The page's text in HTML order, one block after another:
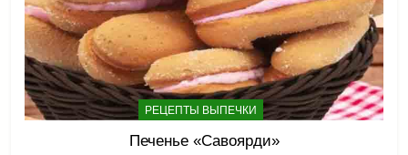
РЕЦЕПТЫ ВЫПЕЧКИ
Печенье «Савоярди»